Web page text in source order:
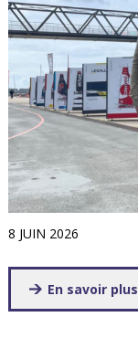
8 JUIN 2026
En savoir plus